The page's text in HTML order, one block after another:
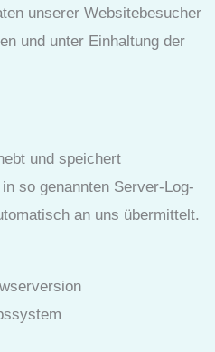
unserer Websitebesucher
und unter Einhaltung der
und speichert
so genannten Server-Log-
an uns übermittelt.